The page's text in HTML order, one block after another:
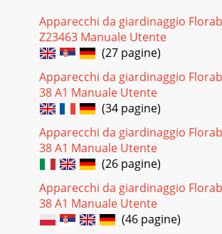
Apparecchi da giardinaggio
Z23463 Manuale Utente
(27 pagine)
Apparecchi da giardinaggio
38 A1 Manuale Utente
(34 pagine)
Apparecchi da giardinaggio
38 A1 Manuale Utente
(26 pagine)
Apparecchi da giardinaggio
38 A1 Manuale Utente
(46 pagine)